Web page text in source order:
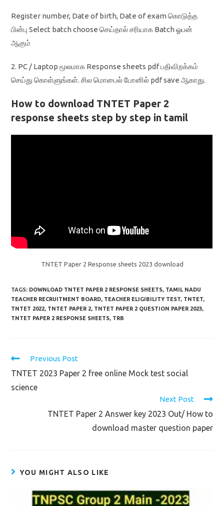
Register number, Date of birth, Date of exam கொடுத்த
பின்பு Select batch choose செய்தால் சரியாக Batch ஓபன்
ஆகும்
2. PC / Laptop மூலமாக Response sheets pdf பதிவிறக்கம்
செய்து கொள்ளுங்கள். சில மொபைல் போனில் pdf save ஆகாது.
How to download TNTET Paper 2
response sheets step by step in tamil
TNTET Paper 2 Response sheets 2023 download
TAGS: DOWNLOAD TNTET PAPER 2 RESPONSE SHEETS, TAMIL NADU
TEACHER RECRUITMENT BOARD, TEACHER ELIGIBILITY TEST, TNTET,
TNTET 2022, TNTET PAPER 2, TNTET PAPER 2 QUESTION PAPER 2023,
TNTET PAPER 2 RESPONSE SHEETS, TRB
Read
articles
Previous Post
TNTET 2023 Paper 2 free online Mock test social
science
Next Post
TNTET Paper 2 Answer key 2023 Out/ How to
download master question paper
YOU MIGHT ALSO LIKE